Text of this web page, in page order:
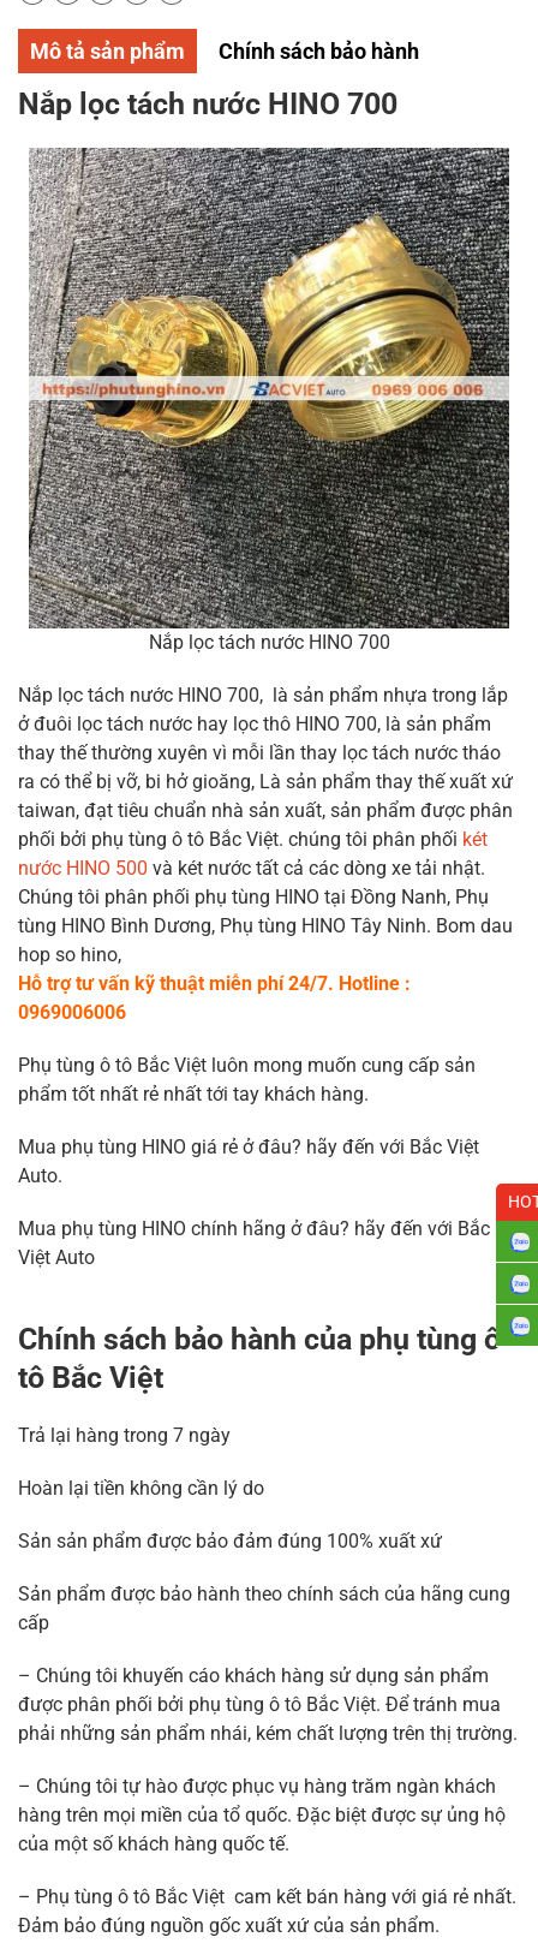
Mô tả sản phẩm Chính sách bảo hành
Nắp lọc tách nước HINO 700
Nắp lọc tách nước HINO 700
Nắp lọc tách nước HINO 700, là sản phẩm nhựa trong lắp
ở đuôi lọc tách nước hay lọc thô HINO 700, là sản phẩm
thay thế thường xuyên vì mỗi lần thay lọc tách nước tháo
ra có thể bị vỡ, bi hở gioăng, Là sản phẩm thay thế xuất xứ
taiwan, đạt tiêu chuẩn nhà sản xuất, sản phẩm được phân
phối bởi phụ tùng ô tô Bắc Việt. chúng tôi phân phối két
nước HINO 500 và két nước tất cả các dòng xe tải nhật.
Chúng tôi phân phối phụ tùng HINO tại Đồng Nanh, Phụ
tùng HINO Bình Dương, Phụ tùng HINO Tây Ninh. Bom dau
hop so hino,
Hỗ trợ tư vấn kỹ thuật miễn phí 24/7. Hotline :
0969006006
Phụ tùng ô tô Bắc Việt luôn mong muốn cung cấp sản
phẩm tốt nhất rẻ nhất tới tay khách hàng.
Mua phụ tùng HINO giá rẻ ở đâu? hãy đến với Bắc Việt
Auto.
Mua phụ tùng HINO chính hãng ở đâu? hãy đến với Bắc
Việt Auto
Chính sách bảo hành của phụ tùng ô
tô Bắc Việt
Trả lại hàng trong 7 ngày
Hoàn lại tiền không cần lý do
Sản sản phẩm được bảo đảm đúng 100% xuất xứ
Sản phẩm được bảo hành theo chính sách của hãng cung
cấp
– Chúng tôi khuyến cáo khách hàng sử dụng sản phẩm
được phân phối bởi phụ tùng ô tô Bắc Việt. Để tránh mua
phải những sản phẩm nhái, kém chất lượng trên thị trường.
– Chúng tôi tự hào được phục vụ hàng trăm ngàn khách
hàng trên mọi miền của tổ quốc. Đặc biệt được sự ủng hộ
của một số khách hàng quốc tế.
– Phụ tùng ô tô Bắc Việt cam kết bán hàng với giá rẻ nhất.
Đảm bảo đúng nguồn gốc xuất xứ của sản phẩm.